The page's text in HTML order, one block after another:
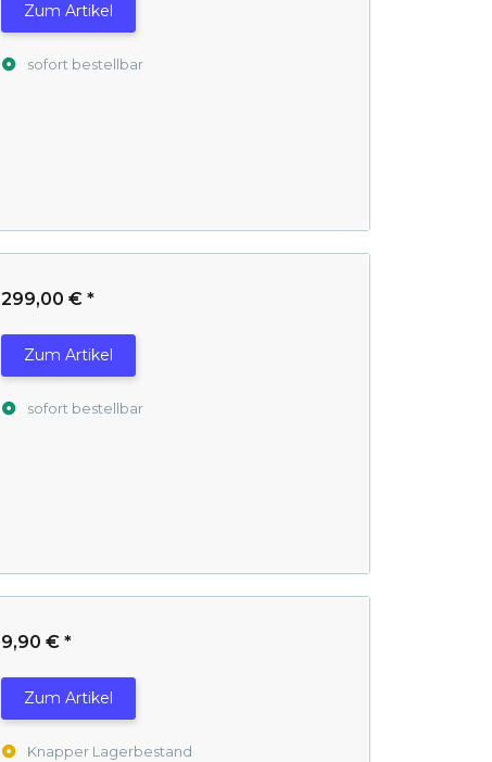
Zum Artikel
sofort bestellbar
299,00 € *
Zum Artikel
sofort bestellbar
9,90 € *
Zum Artikel
Knapper Lagerbestand